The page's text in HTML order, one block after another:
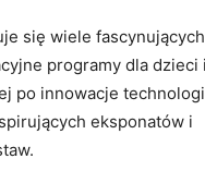
się ⁣wiele
programy dla dzieci
po ⁤innowacje
​eksponatów⁤ i